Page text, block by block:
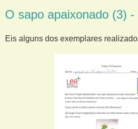
O sapo apaixonado (3) -
Eis alguns dos exemplares